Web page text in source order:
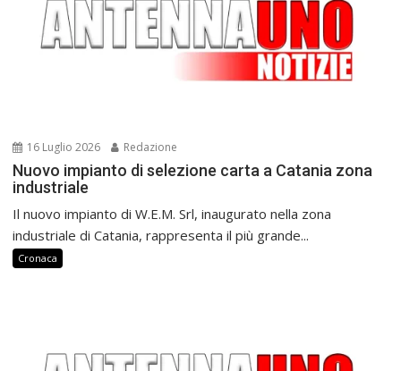
16 Luglio 2026 Redazione
Nuovo impianto di selezione carta a Catania zona
industriale
Il nuovo impianto di W.E.M. Srl, inaugurato nella zona
industriale di Catania, rappresenta il più grande...
Cronaca